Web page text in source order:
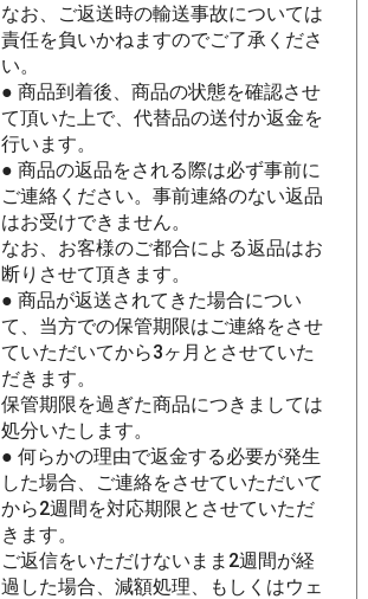
なお、ご返送時の輸送事故については
責任を負いかねますのでご了承くださ
い。
● 商品到着後、商品の状態を確認させ
て頂いた上で、代替品の送付か返金を
行います。
● 商品の返品をされる際は必ず事前に
ご連絡ください。事前連絡のない返品
はお受けできません。
なお、お客様のご都合による返品はお
断りさせて頂きます。
● 商品が返送されてきた場合につい
て、当方での保管期限はご連絡をさせ
ていただいてから3ヶ月とさせていた
だきます。
保管期限を過ぎた商品につきましては
処分いたします。
● 何らかの理由で返金する必要が発生
した場合、ご連絡をさせていただいて
から2週間を対応期限とさせていただ
きます。
ご返信をいただけないまま2週間が経
過した場合、減額処理、もしくはウェ